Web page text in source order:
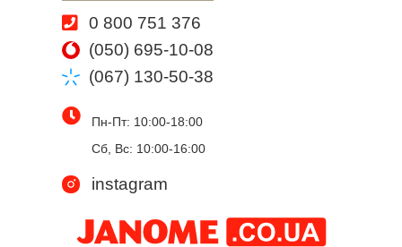
0 800 751 376
(050) 695-10-08
(067) 130-50-38
Пн-Пт: 10:00-18:00
Сб, Вс: 10:00-16:00
instagram